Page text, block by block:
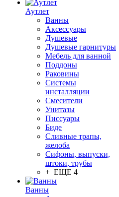
Аутлет
Ванны
Аксессуары
Душевые
Душевые гарнитуры
Мебель для ванной
Поддоны
Раковины
Системы
инсталляции
Смесители
Унитазы
Писсуары
Биде
Сливные трапы,
желоба
Сифоны, выпуски,
штоки, трубы
+ ЕЩЕ 4
Ванны